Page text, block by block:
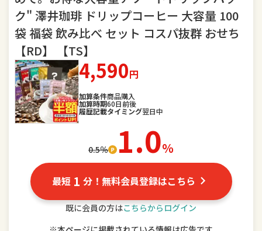
バッグ・小物・ブランド雑貨 靴
腕時計 ジュエリー・アクセサリー
キッズ・ベビー・マタニティ おもちゃ
スポーツ・アウトドア
TV・オーディオ・カメラ
スマートフォン・タブレット 食品
スイーツ・お菓子 水・ソフトドリンク
ビール・洋酒 日本酒・焼酎
ク" 澤井珈琲 ドリップコーヒー 大容量 100
袋 福袋 飲み比べ セット コスパ抜群 おせち
【RD】 【TS】
4,590円
加算条件商品購入
加算時期60日前後
履歴記載タイミング翌日中
0.5％ 1.0％
最短 1 分！無料会員登録はこちら
既に会員の方はこちらからログイン